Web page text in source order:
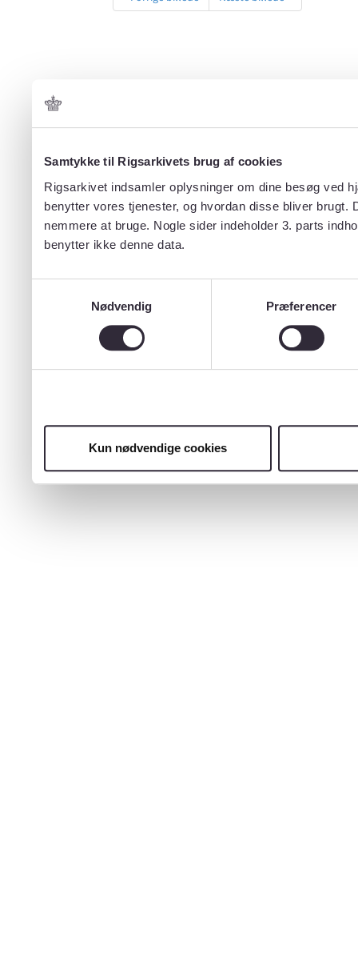
Samtykke til Rigsarkivets brug af cookies
Rigsarkivet indsamler oplysninger om dine besøg ved
benytter vores tjenester, og hvordan disse bliver
nemmere at bruge. Nogle sider indeholder 3. parts
benytter ikke denne data.
Nødvendig
Præferencer
Kun nødvendige cookies